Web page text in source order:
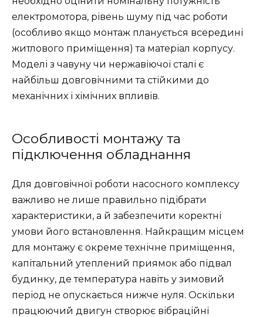
електромотора, рівень шуму під час роботи
(особливо якщо монтаж планується всередині
житлового приміщення) та матеріал корпусу.
Моделі з чавуну чи нержавіючої сталі є
найбільш довговічними та стійкими до
механічних і хімічних впливів.
Особливості монтажу та
підключення обладнання
Для довговічної роботи насосного комплексу
важливо не лише правильно підібрати
характеристики, а й забезпечити коректні
умови його встановлення. Найкращим місцем
для монтажу є окреме технічне приміщення,
капітальний утеплений приямок або підвал
будинку, де температура навіть у зимовий
період не опускається нижче нуля. Оскільки
працюючий двигун створює вібраційні